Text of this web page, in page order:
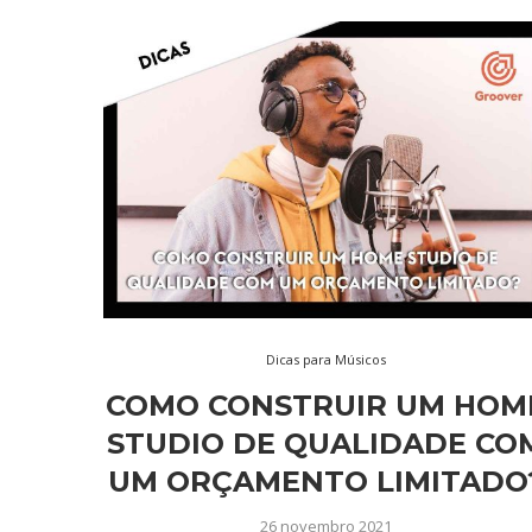
Dicas para Músicos
COMO CONSTRUIR UM
STUDIO DE QUALIDADE
UM ORÇAMENTO
26 novembro 2021